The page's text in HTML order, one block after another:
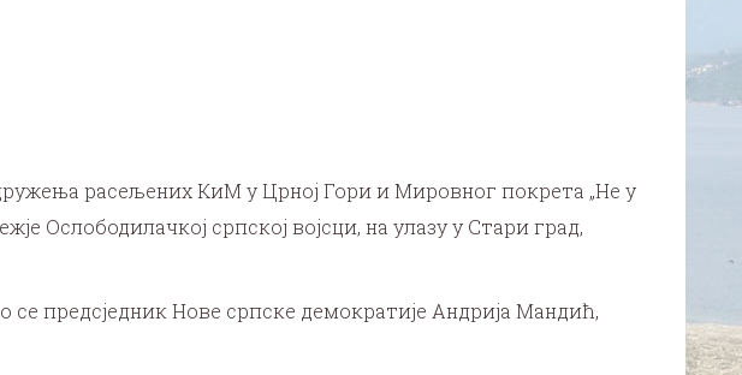
расељених КиМ у Црној Гори и Мировног покрета „Не у
Ослободилачкој српској војсци, на улазу у Стари град,
предсједник Нове српске демократије Андрија Мандић,